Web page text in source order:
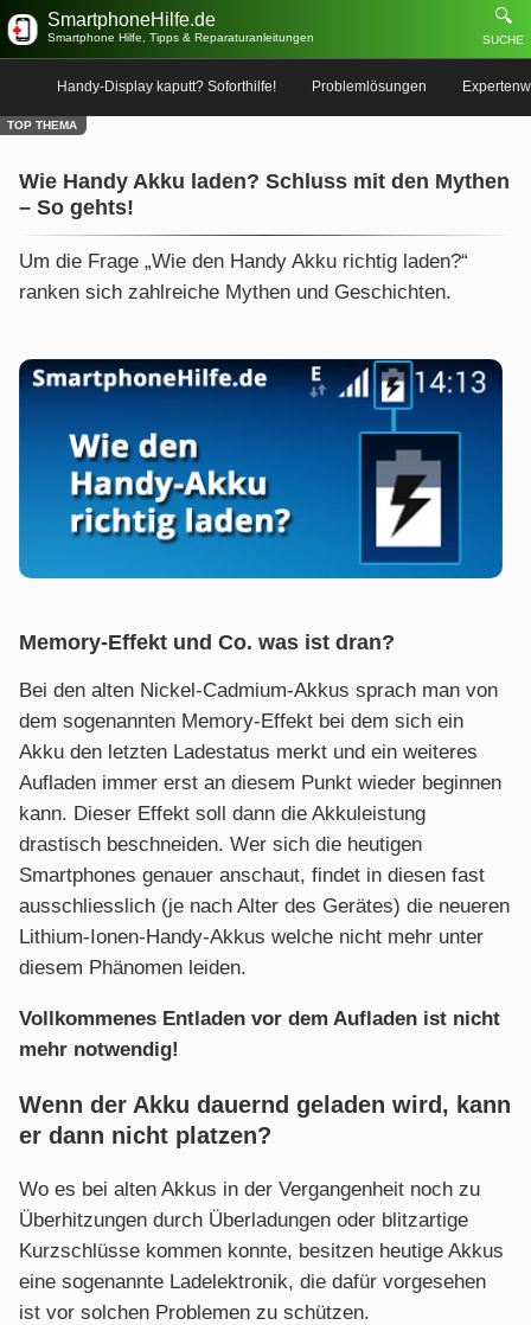
SmartphoneHilfe.de
Smartphone Hilfe, Tipps & Reparaturanleitungen
🔍
SUCHE
Handy-Display kaputt? Soforthilfe! Problemlösungen
TOP THEMA
Wie Handy Akku laden? Schluss mit den Mythen
– So gehts!
Um die Frage „Wie den Handy Akku richtig laden?“
ranken sich zahlreiche Mythen und Geschichten.
Memory-Effekt und Co. was ist dran?
Bei den alten Nickel-Cadmium-Akkus sprach man von
dem sogenannten Memory-Effekt bei dem sich ein
Akku den letzten Ladestatus merkt und ein weiteres
Aufladen immer erst an diesem Punkt wieder beginnen
kann. Dieser Effekt soll dann die Akkuleistung
drastisch beschneiden. Wer sich die heutigen
Smartphones genauer anschaut, findet in diesen fast
ausschliesslich (je nach Alter des Gerätes) die neueren
Lithium-Ionen-Handy-Akkus welche nicht mehr unter
diesem Phänomen leiden.
Vollkommenes Entladen vor dem Aufladen ist nicht
mehr notwendig!
Wenn der Akku dauernd geladen wird, kann
er dann nicht platzen?
Wo es bei alten Akkus in der Vergangenheit noch zu
Überhitzungen durch Überladungen oder blitzartige
Kurzschlüsse kommen konnte, besitzen heutige Akkus
eine sogenannte Ladelektronik, die dafür vorgesehen
ist vor solchen Problemen zu schützen.